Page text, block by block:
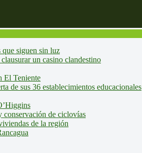
siguen sin luz
un casino clandestino
El Teniente
de sus 36 establecimientos educacionales
conservación de ciclovías
de la región